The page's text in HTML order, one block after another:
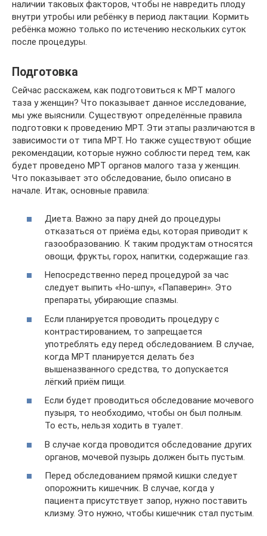
наличии таковых факторов, чтобы не навредить плоду
внутри утробы или ребёнку в период лактации. Кормить
ребёнка можно только по истечению нескольких суток
после процедуры.
Подготовка
Сейчас расскажем, как подготовиться к МРТ малого
таза у женщин? Что показывает данное исследование,
мы уже выяснили. Существуют определённые правила
подготовки к проведению МРТ. Эти этапы различаются в
зависимости от типа МРТ. Но также существуют общие
рекомендации, которые нужно соблюсти перед тем, как
будет проведено МРТ органов малого таза у женщин.
Что показывает это обследование, было описано в
начале. Итак, основные правила:
Диета. Важно за пару дней до процедуры
отказаться от приёма еды, которая приводит к
газообразованию. К таким продуктам относятся
овощи, фрукты, горох, напитки, содержащие газ.
Непосредственно перед процедурой за час
следует выпить «Но-шпу», «Папаверин». Это
препараты, убирающие спазмы.
Если планируется проводить процедуру с
контрастированием, то запрещается
употреблять еду перед обследованием. В случае,
когда МРТ планируется делать без
вышеназванного средства, то допускается
лёгкий приём пищи.
Если будет проводиться обследование мочевого
пузыря, то необходимо, чтобы он был полным.
То есть, нельзя ходить в туалет.
В случае когда проводится обследование других
органов, мочевой пузырь должен быть пустым.
Перед обследованием прямой кишки следует
опорожнить кишечник. В случае, когда у
пациента присутствует запор, нужно поставить
клизму. Это нужно, чтобы кишечник стал пустым.